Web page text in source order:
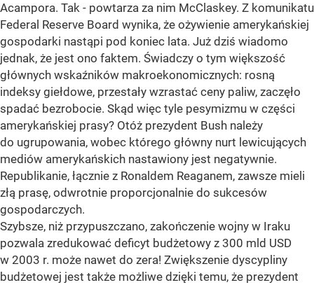
Acampora. Tak - powtarza za nim McClaskey. Z komunikatu
Federal Reserve Board wynika, że ożywienie amerykańskiej
gospodarki nastąpi pod koniec lata. Już dziś wiadomo
jednak, że jest ono faktem. Świadczy o tym większość
głównych wskaźników makroekonomicznych: rosną
indeksy giełdowe, przestały wzrastać ceny paliw, zaczęło
spadać bezrobocie. Skąd więc tyle pesymizmu w części
amerykańskiej prasy? Otóż prezydent Bush należy
do ugrupowania, wobec którego główny nurt lewicujących
mediów amerykańskich nastawiony jest negatywnie.
Republikanie, łącznie z Ronaldem Reaganem, zawsze mieli
złą prasę, odwrotnie proporcjonalnie do sukcesów
gospodarczych.
Szybsze, niż przypuszczano, zakończenie wojny w Iraku
pozwala zredukować deficyt budżetowy z 300 mld USD
w 2003 r. może nawet do zera! Zwiększenie dyscypliny
budżetowej jest także możliwe dzięki temu, że prezydent